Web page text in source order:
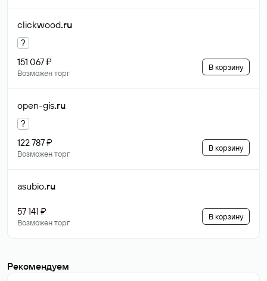
clickwood.ru
?
151 067 ₽
Возможен торг
В корзину
open-gis.ru
?
122 787 ₽
Возможен торг
В корзину
asubio.ru
57 141 ₽
Возможен торг
В корзину
Рекомендуем